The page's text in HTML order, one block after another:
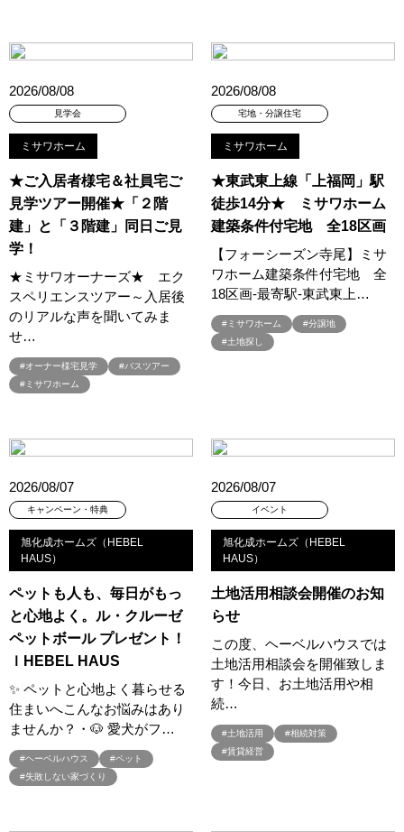
#リアルサイズモデルハウス #リアルサイズ見学会 #リニューアル
#リフォーム相談会 #ルイスポールセン
#ルームツア― #ルームツアー #レオハウス
#レジリエンス住宅 #ローン相談会
#ワンちゃんネコちゃんとの暮らし #ワンダーハウス
#一斉現場見学 #一斉現場見学会
#一斉見学会 #一条の性能を知る #一条工務店 #七夕
#三井ホーム #三井ホームの賃貸 #三菱地所ホーム
#三階建て住宅 #上尾 #不動産相続 #不安解消
#世田谷区鎌田
#世界に一つ風鈴・うちわ作り
#予約不要
#低価格
#住まいづくりの第一歩 #住まいづくりセミナー
#住まいのミュージアム #住まいの参観日 #住まいの工場見学会
#住まいの相談会 #住まいるフェスタ #住まい博 #住み替え
#住友不動産 #住友林業
#住友林業の家 #住友林業オリジナルキッチン
#住宅のプロが実践したテクニック #住宅キャンペーン
#住宅セミナー #住宅トレンド #住宅フェア #住宅フェア！！
#住宅ローン #住宅ローンについて #住宅ローン相談可
#住宅四天王エース #住宅展示場 #住宅性能
#住宅検討初期の方必見！！ #住宅相談会
#住宅設計相談会 #住宅資金の話し #体感会 #体感型イベント
#体感見学 #体験イベント #体験ツアー #体験会
#体験体感 #体験型住宅展示場Tomorrow’s Life Museum
2026/08/08
見学会
ミサワホーム
★ご入居者様宅＆社員宅ご
見学ツアー開催★「２階
建」と「３階建」同日ご見
学！
★ミサワオーナーズ★ エク
スペリエンスツアー～入居後
のリアルな声を聞いてみま
せ…
#オーナー様宅見学
#バスツアー
#ミサワホーム
2026/08/08
宅地・分譲住宅
ミサワホーム
★東武東上線「上福岡」駅
徒歩14分★ ミサワホーム
建築条件付宅地 全18区画
【フォーシーズン寺尾】ミサ
ワホーム建築条件付宅地 全
18区画-最寄駅-東武東上…
#ミサワホーム
#分譲地
#土地探し
2026/08/07
キャンペーン・特典
旭化成ホームズ（HEBEL
HAUS）
ペットも人も、毎日がもっ
と心地よく。ル・クルーゼ
ペットボール プレゼント！
ｌHEBEL HAUS
✨ ペットと心地よく暮らせる
住まいへこんなお悩みはあり
ませんか？・🐶 愛犬がフ…
#ヘーベルハウス
#ペット
#失敗しない家づくり
2026/08/07
イベント
旭化成ホームズ（HEBEL
HAUS）
土地活用相談会開催のお知
らせ
この度、ヘーベルハウスでは
土地活用相談会を開催致しま
す！今日、お土地活用や相
続…
#土地活用
#相続対策
#賃貸経営